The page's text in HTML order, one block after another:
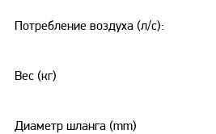
Потребление воздуха (л/с):
Вес (кг)
Диаметр шланга (mm)